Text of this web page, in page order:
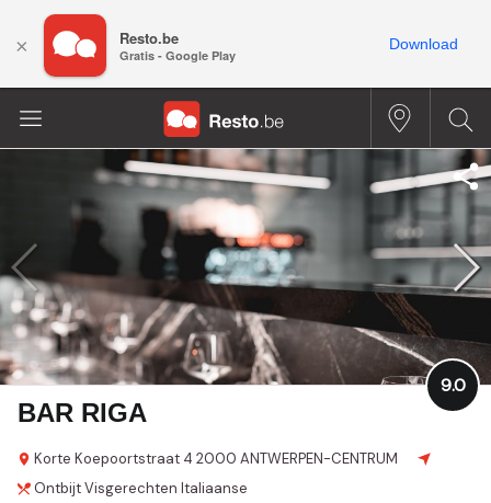
BAR RIGA
Korte Koepoortstraat 4 2000 ANTWERPEN-CENTRUM
9.0
OntbijtVisgerechten Italiaanse
× Resto.be
Gratis - Google Play
Download